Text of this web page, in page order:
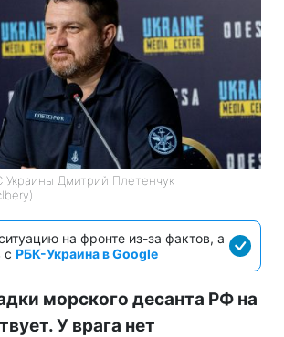
Украины Дмитрий Плетенчук
на фронте из-за фактов, а
с РБК-Украина в Google
морского десанта РФ на
У врага нет